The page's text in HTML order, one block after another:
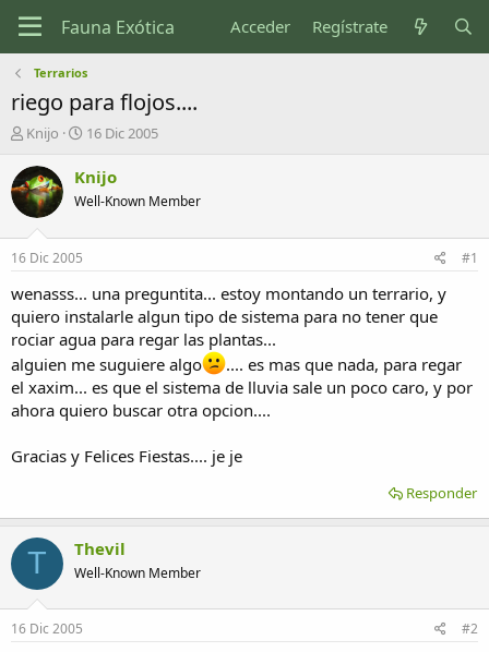
Acceder Regístrate
Terrarios
riego para flojos....
I
i
c
i
d
o
r
d
e
l
t
e
m
Knijo
F
c
a
n
i
c
i
o
16 Dic 2005
Knijo
Well-Known Member
16 Dic 2005 #1
wenasss... una preguntita... estoy montando un terrario, y
quiero instalarle algun tipo de sistema para no tener que
rociar agua para regar las plantas...
alguien me suguiere algo
.... es mas que nada, para regar
el xaxim... es que el sistema de lluvia sale un poco caro, y por
ahora quiero buscar otra opcion....
Gracias y Felices Fiestas.... je je
Responder
T Thevil
Well-Known Member
16 Dic 2005 #2